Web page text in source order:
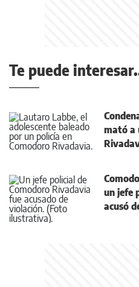
Te puede
mató a
un jefe
acusó